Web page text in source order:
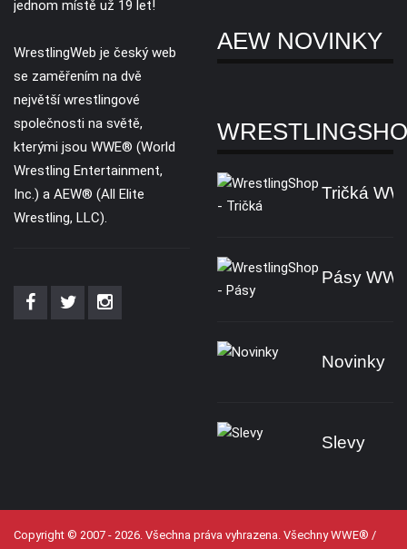
jednom místě už 19 let!
WrestlingWeb je český web
se zaměřením na dvě
největší wrestlingové
společnosti na světě,
kterými jsou WWE® (World
Wrestling Entertainment,
Inc.) a AEW® (All Elite
Wrestling, LLC).
AEW NOVINKY
Tričká
Pásy
Novinky
Slevy
Copyright © 2007 - 2026. Všechna práva vyhrazena. Všechny WWE® /